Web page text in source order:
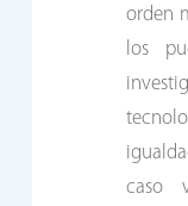
orden
los
caso